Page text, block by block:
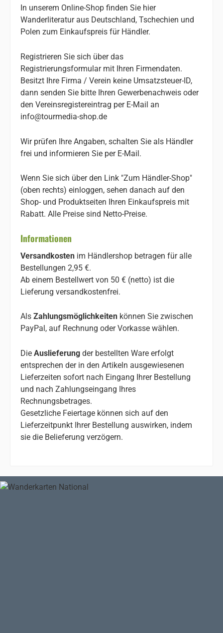
In unserem Online-Shop finden Sie hier
Wanderliteratur aus Deutschland, Tschechien und
Polen zum Einkaufspreis für Händler.
Registrieren Sie sich über das
Registrierungsformular mit Ihren Firmendaten.
Besitzt Ihre Firma / Verein keine Umsatzsteuer-ID,
dann senden Sie bitte Ihren Gewerbenachweis oder
den Vereinsregistereintrag per E-Mail an
info@tourmedia-shop.de
Wir prüfen Ihre Angaben, schalten Sie als Händler
frei und informieren Sie per E-Mail.
Wenn Sie sich über den Link "Zum Händler-Shop"
(oben rechts) einloggen, sehen danach auf den
Shop- und Produktseiten Ihren Einkaufspreis mit
Rabatt. Alle Preise sind Netto-Preise.
Informationen
Versandkosten im Händlershop betragen für alle
Bestellungen 2,95 €.
Ab einem Bestellwert von 50 € (netto) ist die
Lieferung versandkostenfrei.
Als Zahlungsmöglichkeiten können Sie zwischen
PayPal, auf Rechnung oder Vorkasse wählen.
Die Auslieferung der bestellten Ware erfolgt
entsprechen der in den Artikeln ausgewiesenen
Lieferzeiten sofort nach Eingang Ihrer Bestellung
und nach Zahlungseingang Ihres
Rechnungsbetrages.
Gesetzliche Feiertage können sich auf den
Lieferzeitpunkt Ihrer Bestellung auswirken, indem
sie die Belieferung verzögern.